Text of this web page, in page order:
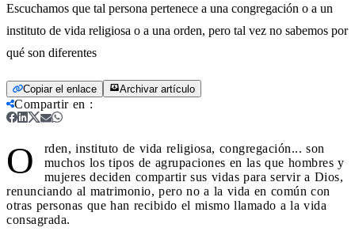
Escuchamos que tal persona pertenece a una congregación o a un
instituto de vida religiosa o a una orden, pero tal vez no sabemos por
qué son diferentes
Copiar el enlace Archivar artículo
Compartir en :
O
rden, instituto de vida religiosa, congregación... son
muchos los tipos de agrupaciones en las que hombres y
mujeres deciden compartir sus vidas para servir a Dios,
renunciando al matrimonio, pero no a la vida en común con
otras personas que han recibido el mismo llamado a la vida
consagrada.